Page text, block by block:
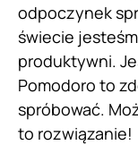
odpoczynek
świecie
produktywni.
Pomodoro to
spróbować.
to rozwiązanie!